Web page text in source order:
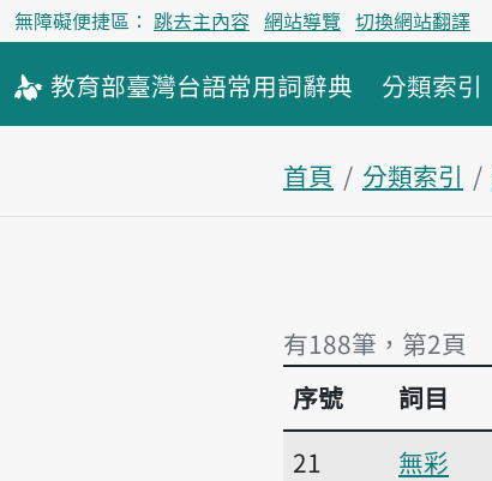
無障礙便捷區： 跳去主內容 網站導覽 切換網站翻譯
教育部臺灣台語常用詞辭典 分類索引
首頁 分類索引
有188筆，第2頁
有188筆，第2頁
序號 詞目
21
無彩